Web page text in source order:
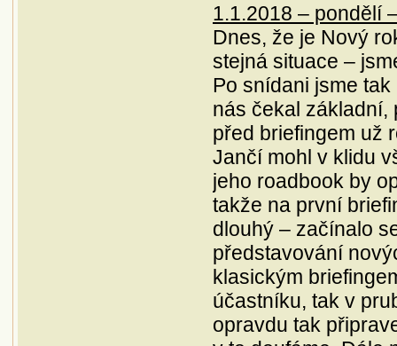
1.1.2018 – pondělí
Dnes, že je Nový
stejná situace –
Po snídani jsme
nás čekal základní,
před briefingem už
Jančí mohl v klidu
jeho roadbook by
takže na první
dlouhý – začínalo
představování
klasickým
účastníku, tak v
opravdu tak